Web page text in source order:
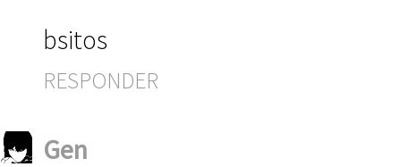
bsitos
RESPONDER
Gen